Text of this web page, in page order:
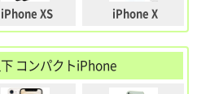
iPhone XS iPhone X
コンパクトiPhone